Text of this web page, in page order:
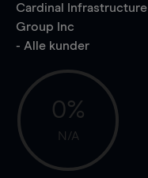
Cardinal Infrastructure
Group Inc
- Alle kunder
0%
N/A